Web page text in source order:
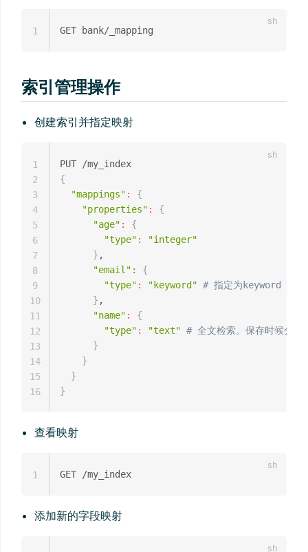
1
索引管理操作
创建索引并指定映射
{
"mappings" :
{
"properties" :
{
"age" :
{
"type" :
"integer"
} ,
"email" :
{
"type" : "keyword" # 指定为keyword
} ,
"name" :
{
"type" : "text" # 全文检索。保存时候分词
}
}
}
}
1
2
3
4
5
6
7
8
9
10
11
12
13
14
15
16
查看映射
1
添加新的字段映射